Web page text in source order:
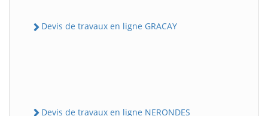
Devis de travaux en ligne GRACAY
Devis de travaux en ligne NERONDES